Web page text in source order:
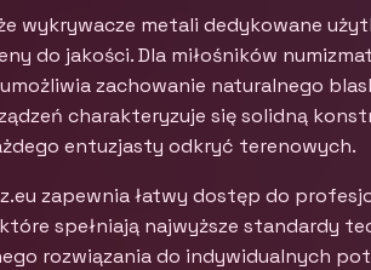
wykrywacze metali dedykowane
do jakości. Dla miłośników
zachowanie naturalnego
charakteryzuje się solidną
entuzjasty odkryć terenowych.
zapewnia łatwy dostęp do
spełniają najwyższe standardy
rozwiązania do indywidualnych